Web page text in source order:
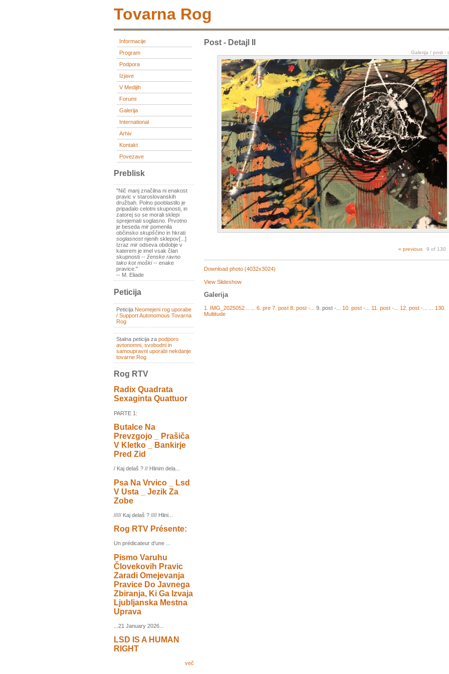
Tovarna Rog
Informacije
Program
Podpora
Izjave
V Medijih
Forumi
Galerija
International
Arhiv
Kontakt
Povezave
Preblisk
"Nič manj značilna ni enakost
pravic v staroslovanskih
družbah. Polno pooblastilo je
pripadalo celotni skupnosti, in
zatorej so se morali sklepi
sprejemati soglasno. Prvotno
je beseda mir pomenila
občinsko skupščino in hkrati
soglasnostnjenih sklepov[...]
Izraz mir odseva obdobje v
katerem je imel vsak član
skupnosti -- ženske ravno
tako kot moški-- enake
pravice."
-- M. Eliade
Peticija
Peticija Neomejeni rog uporabe
/ Support Autonomous Tovarna
Rog
Stalna peticija za podporo
avtonomni, svobodni in
samoupravni uporabi nekdanje
tovarne Rog
Rog RTV
Radix Quadrata
Sexaginta Quattuor
PARTE 1:
Butalce Na
Prevzgojo _ Prašiča
V Kletko _ Bankirje
Pred Zid
/ Kaj delaš ? // Hlinim dela...
Psa Na Vrvico _ Lsd
V Usta _ Jezik Za
Zobe
///// Kaj delaš ? //// Hlini...
Rog RTV Présente:
Un prédicateur d'une ...
Pismo Varuhu
Človekovih Pravic
Zaradi Omejevanja
Pravice Do Javnega
Zbiranja, Ki Ga Izvaja
Ljubljanska Mestna
Uprava
...21 January 2026...
LSD IS A HUMAN
RIGHT
več
Post - Detajl II
Galerija / post -
« previous 9 of 130
Download photo (4032x3024)
View Slideshow
Galerija
1. IMG_2025052... 6. pre 7. post 8. post -... 9. post -... 10. post -... 11. post -... 12. post -...
130.
Multitude